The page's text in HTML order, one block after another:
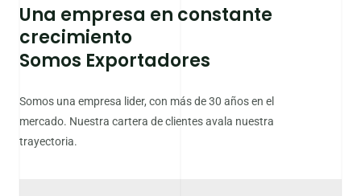
Una empresa en constante
crecimiento
Somos Exportadores
Somos una empresa lider, con más de 30 años en el
mercado. Nuestra cartera de clientes avala nuestra
trayectoria.